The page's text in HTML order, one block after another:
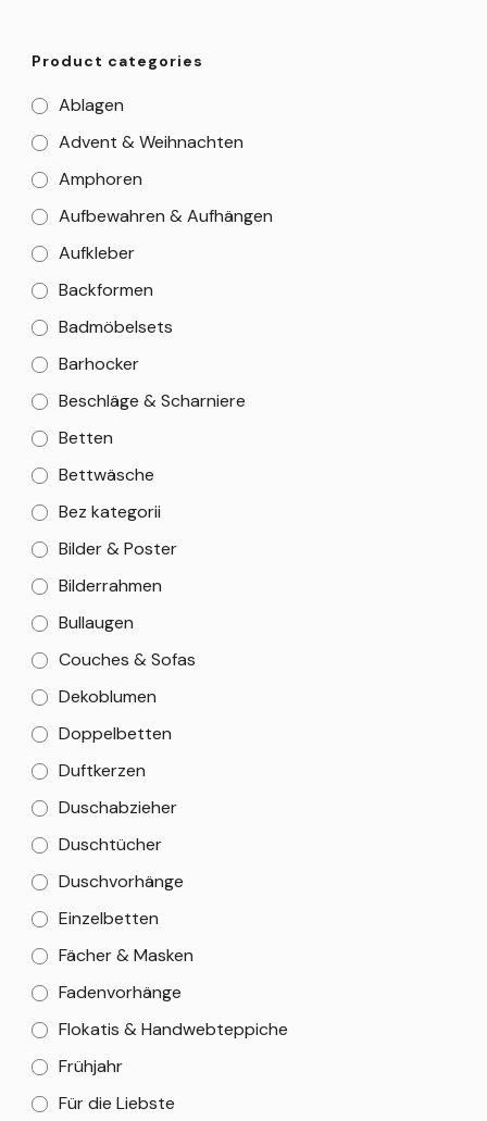
Product categories
Ablagen
Advent & Weihnachten
Amphoren
Aufbewahren & Aufhängen
Aufkleber
Backformen
Badmöbelsets
Barhocker
Beschläge & Scharniere
Betten
Bettwäsche
Bez kategorii
Bilder & Poster
Bilderrahmen
Bullaugen
Couches & Sofas
Dekoblumen
Doppelbetten
Duftkerzen
Duschabzieher
Duschtücher
Duschvorhänge
Einzelbetten
Fächer & Masken
Fadenvorhänge
Flokatis & Handwebteppiche
Frühjahr
Für die Liebste